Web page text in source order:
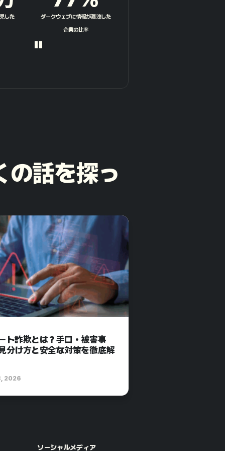
した
ダークウェブに情報が漏洩した
企業の比率
"
話を探っ
ト詐欺とは？手口・被害事
分け方と安全な対策を徹底解
2026
ソーシャルメディア